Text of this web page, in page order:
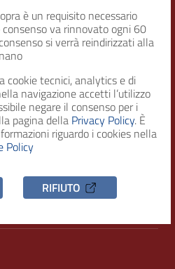
è un requisito necessario
va rinnovato ogni 60
si verrà reindirizzati alla
cookie tecnici, analytics e di
navigazione accetti l’utilizzo
negare il consenso per i
pagina della Privacy Policy. È
riguardo i cookies nella
Policy
RIFIUTO